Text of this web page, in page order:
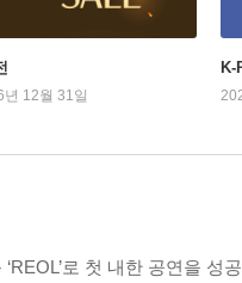
12월 31일
K-
로 첫 내한 공연을